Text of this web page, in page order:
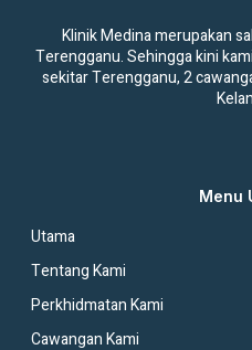
Klinik Medina merupakan
Terengganu. Sehingga kini
sekitar Terengganu, 2
Menu
Utama
Tentang Kami
Perkhidmatan Kami
Cawangan Kami